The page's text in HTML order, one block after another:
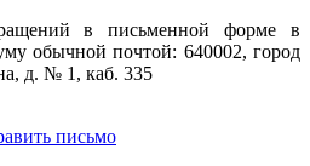
в письменной форме в
обычной почтой: 640002, город
д. № 1, каб. 335
письмо